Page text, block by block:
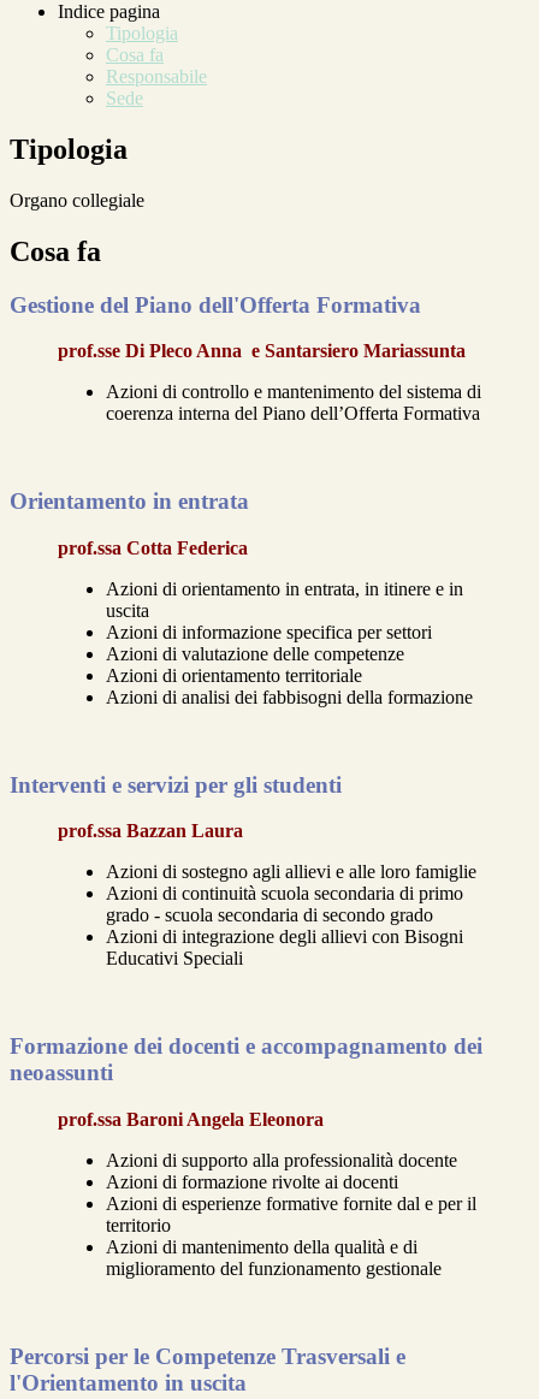
Indice pagina
Tipologia
Cosa fa
Responsabile
Sede
Tipologia
Organo collegiale
Cosa fa
Gestione del Piano dell'Offerta Formativa
prof.sse Di Pleco Anna e Santarsiero Mariassunta
Azioni di controllo e mantenimento del sistema di
coerenza interna del Piano dell’Offerta Formativa
Orientamento in entrata
prof.ssa Cotta Federica
Azioni di orientamento in entrata, in itinere e in
uscita
Azioni di informazione specifica per settori
Azioni di valutazione delle competenze
Azioni di orientamento territoriale
Azioni di analisi dei fabbisogni della formazione
Interventi e servizi per gli studenti
prof.ssa Bazzan Laura
Azioni di sostegno agli allievi e alle loro famiglie
Azioni di continuità scuola secondaria di primo
grado - scuola secondaria di secondo grado
Azioni di integrazione degli allievi con Bisogni
Educativi Speciali
Formazione dei docenti e accompagnamento dei
neoassunti
prof.ssa Baroni Angela Eleonora
Azioni di supporto alla professionalità docente
Azioni di formazione rivolte ai docenti
Azioni di esperienze formative fornite dal e per il
territorio
Azioni di mantenimento della qualità e di
miglioramento del funzionamento gestionale
Percorsi per le Competenze Trasversali e
l'Orientamento in uscita